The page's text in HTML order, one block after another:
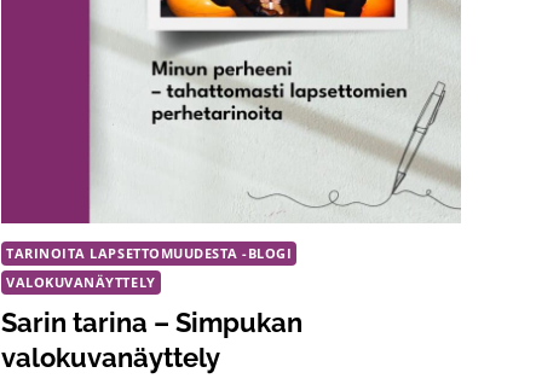
TARINOITA LAPSETTOMUUDESTA -BLOGI
VALOKUVANÄYTTELY
Sarin tarina – Simpukan
valokuvanäyttely